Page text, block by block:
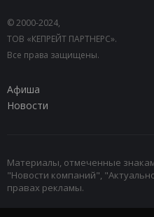
© 2000-2024,
ТОВ «КЕПРЕЙТ ПАРТНЕРС».
Все права защищены.
Афиша
Новости
Материалы, отмеченные
"Новости компаний",
правах рекламы.